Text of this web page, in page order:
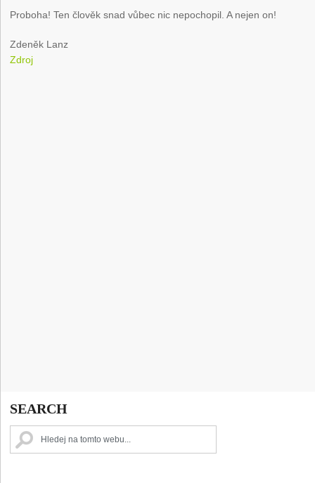
Proboha! Ten člověk snad vůbec nic nepochopil. A nejen on!
Zdeněk Lanz
Zdroj
SEARCH